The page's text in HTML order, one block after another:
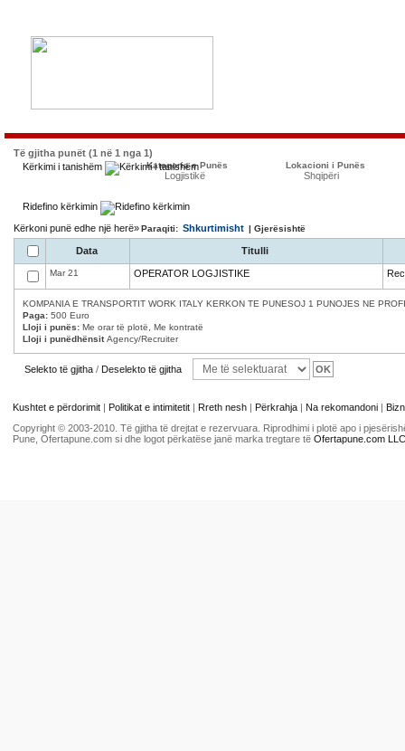
Të gjitha punët (1 në 1 nga 1)
Kërkimi i tanishëm
Kategoria e Punës
Logjistikë
Lokacioni i Punës
Shqipëri
Ridefino kërkimin
Kërkoni punë edhe një herë»Paraqiti: Shkurtimisht | Gjerësishtë
Data Titulli
Mar 21 OPERATOR LOGJISTIKE
KOMPANIA E TRANSPORTIT WORK ITALY KERKON TE PUNESOJ 1 PUNOJES NE
Paga: 500 Euro
Lloji i punës: Me orar të plotë, Me kontratë
Lloji i punëdhënsitAgency/Recruiter
Selekto të gjitha / Deselekto të gjitha
Kushtet e përdorimit | Politikat e intimitetit | Rreth nesh | Përkrahja | Na rekomandoni |
Copyright © 2003-2010. Të gjitha të drejtat e rezervuara. Riprodhimi i plotë apo i
Pune, Ofertapune.com si dhe logot përkatëse janë marka tregtare të Ofertapune.com LLC